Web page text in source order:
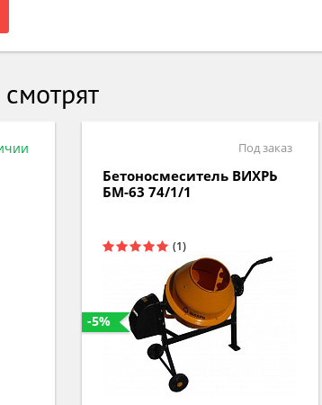
Под заказ
Бетоносмеситель ВИХРЬ
БМ-63 74/1/1
-5%